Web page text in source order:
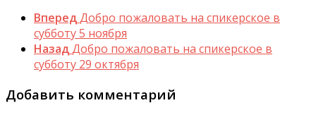
ВпередДобро пожаловать на спикерское в
субботу 5 ноября
НазадДобро пожаловать на спикерское в
субботу 29 октября
Добавить комментарий